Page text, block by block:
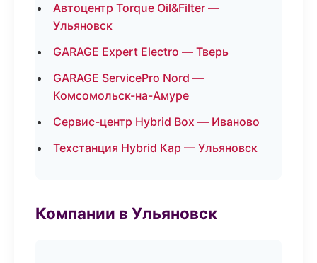
Автоцентр Torque Oil&Filter —
Ульяновск
GARAGE Expert Electro — Тверь
GARAGE ServicePro Nord —
Комсомольск-на-Амуре
Сервис-центр Hybrid Box — Иваново
Техстанция Hybrid Кар — Ульяновск
Компании в Ульяновск